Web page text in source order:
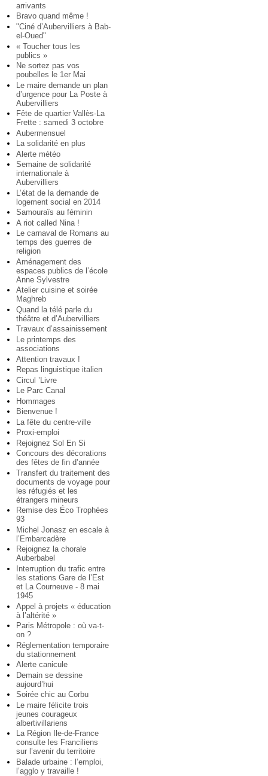
arrivants
Bravo quand même !
"Ciné d’Aubervilliers à Bab-
el-Oued"
« Toucher tous les
publics »
Ne sortez pas vos
poubelles le 1er Mai
Le maire demande un plan
d’urgence pour La Poste à
Aubervilliers
Fête de quartier Vallès-La
Frette : samedi 3 octobre
Aubermensuel
La solidarité en plus
Alerte météo
Semaine de solidarité
internationale à
Aubervilliers
L’état de la demande de
logement social en 2014
Samouraïs au féminin
A riot called Nina !
Le carnaval de Romans au
temps des guerres de
religion
Aménagement des
espaces publics de l’école
Anne Sylvestre
Atelier cuisine et soirée
Maghreb
Quand la télé parle du
théâtre et d’Aubervilliers
Travaux d’assainissement
Le printemps des
associations
Attention travaux !
Repas linguistique italien
Circul ’Livre
Le Parc Canal
Hommages
Bienvenue !
La fête du centre-ville
Proxi-emploi
Rejoignez Sol En Si
Concours des décorations
des fêtes de fin d’année
Transfert du traitement des
documents de voyage pour
les réfugiés et les
étrangers mineurs
Remise des Éco Trophées
93
Michel Jonasz en escale à
l’Embarcadère
Rejoignez la chorale
Auberbabel
Interruption du trafic entre
les stations Gare de l’Est
et La Courneuve - 8 mai
1945
Appel à projets « éducation
à l’altérité »
Paris Métropole : où va-t-
on ?
Réglementation temporaire
du stationnement
Alerte canicule
Demain se dessine
aujourd’hui
Soirée chic au Corbu
Le maire félicite trois
jeunes courageux
albertivillariens
La Région Ile-de-France
consulte les Franciliens
sur l’avenir du territoire
Balade urbaine : l’emploi,
l’agglo y travaille !